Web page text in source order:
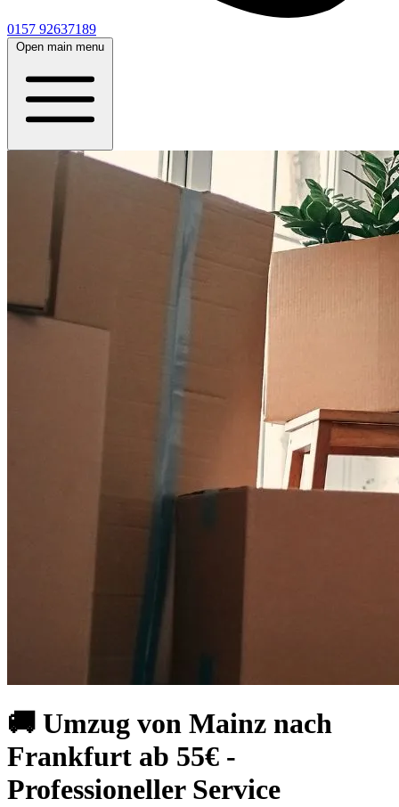
0157 92637189
Open main menu
🚚 Umzug von Mainz nach
Frankfurt ab 55€ -
Professioneller Service